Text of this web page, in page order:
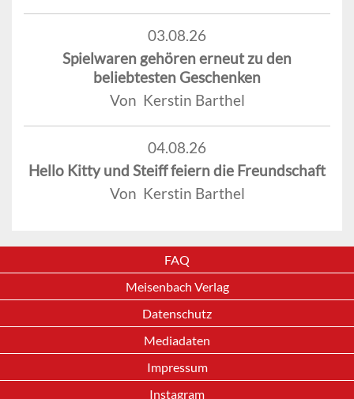
03.08.26
Spielwaren gehören erneut zu den
beliebtesten Geschenken
Von Kerstin Barthel
04.08.26
Hello Kitty und Steiff feiern die Freundschaft
Von Kerstin Barthel
FAQ
Meisenbach Verlag
Datenschutz
Mediadaten
Impressum
Instagram